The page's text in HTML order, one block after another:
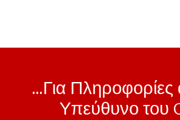
...Για
Υπεύθυνο του